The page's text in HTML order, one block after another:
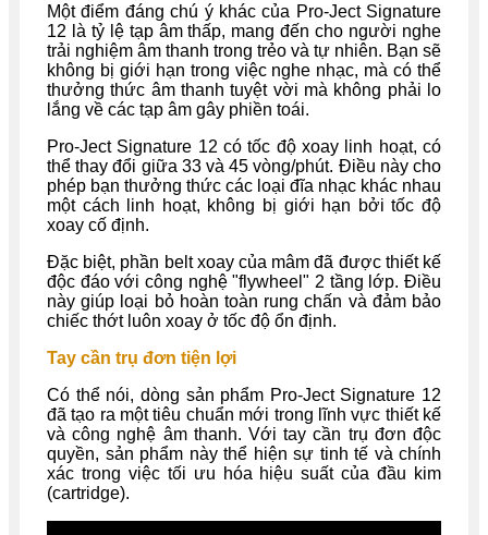
Một điểm đáng chú ý khác của Pro-Ject Signature
12 là tỷ lệ tạp âm thấp, mang đến cho người nghe
trải nghiệm âm thanh trong trẻo và tự nhiên. Bạn sẽ
không bị giới hạn trong việc nghe nhạc, mà có thể
thưởng thức âm thanh tuyệt vời mà không phải lo
lắng về các tạp âm gây phiền toái.
Pro-Ject Signature 12 có tốc độ xoay linh hoạt, có
thể thay đổi giữa 33 và 45 vòng/phút. Điều này cho
phép bạn thưởng thức các loại đĩa nhạc khác nhau
một cách linh hoạt, không bị giới hạn bởi tốc độ
xoay cố định.
Đặc biệt, phần belt xoay của mâm đã được thiết kế
độc đáo với công nghệ "flywheel" 2 tầng lớp. Điều
này giúp loại bỏ hoàn toàn rung chấn và đảm bảo
chiếc thớt luôn xoay ở tốc độ ổn định.
Tay cần trụ đơn tiện lợi
Có thể nói, dòng sản phẩm Pro-Ject Signature 12
đã tạo ra một tiêu chuẩn mới trong lĩnh vực thiết kế
và công nghệ âm thanh. Với tay cần trụ đơn độc
quyền, sản phẩm này thể hiện sự tinh tế và chính
xác trong việc tối ưu hóa hiệu suất của đầu kim
(cartridge).